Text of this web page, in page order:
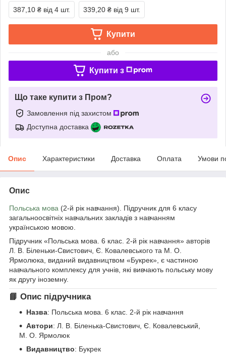
387,10 ₴ від 4 шт. 339,20 ₴ від 9 шт.
Купити
або
Купити з
Що таке купити з Пром?
Замовлення під захистом
Доступна доставка
Опис Характеристики Доставка Оплата Умови
Опис
Польська мова (2-й рік навчання). Підручник для 6 класу
загальноосвітніх навчальних закладів з навчанням
українською мовою.
Підручник «Польська мова. 6 клас. 2-й рік навчання» авторів
Л. В. Біленьки-Свистович, Є. Ковалевського та М. О.
Ярмолюка, виданий видавництвом «Букрек», є частиною
навчального комплексу для учнів, які вивчають польську мову
як другу іноземну.
📘 Опис підручника
Назва: Польська мова. 6 клас. 2-й рік навчання
Автори: Л. В. Біленька-Свистович, Є. Ковалевський,
М. О. Ярмолюк
Видавництво: Букрек